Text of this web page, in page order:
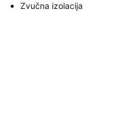
Zvučna izolacija